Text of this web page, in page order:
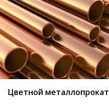
Цветной металлопрокат